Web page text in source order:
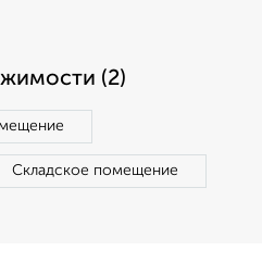
(2)
Складское помещение